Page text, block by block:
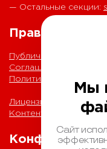
— Остальные секции:
Конференции
Правовая
Публичная оферта
Соглашение на
Политика обработки
Лицензионный
Контентная
Мы
Сайт